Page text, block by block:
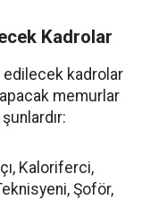
Kadrolar
edilecek kadrolar
memurlar
Kaloriferci,
Şoför,